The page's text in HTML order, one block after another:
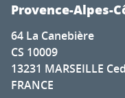
Provence-Alpes-
64 La Canebière
CS 10009
13231 MARSEILLE
FRANCE